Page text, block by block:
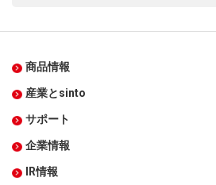
商品情報
産業とsinto
サポート
企業情報
IR情報